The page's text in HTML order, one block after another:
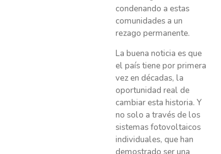
condenando a estas
comunidades a un
rezago permanente.
La buena noticia es que
el país tiene por primera
vez en décadas, la
oportunidad real de
cambiar esta historia. Y
no solo a través de los
sistemas fotovoltaicos
individuales, que han